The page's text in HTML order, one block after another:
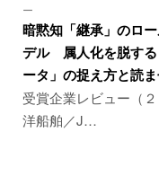
ー
暗黙知「継承」のロ
デル 属人化を脱す
ータ」の捉え方と読
受賞企業レビュー（
洋船舶／J…